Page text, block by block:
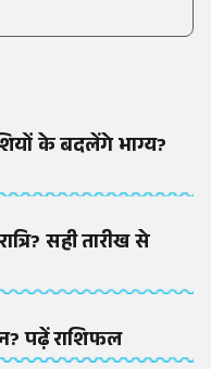
के बदलेंगे भाग्य?
सही तारीख से
पढ़ें राशिफल